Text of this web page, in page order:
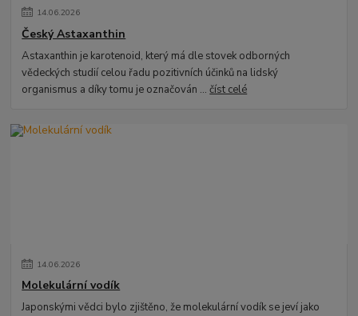
14.06.2026
Český Astaxanthin
Astaxanthin je karotenoid, který má dle stovek odborných
vědeckých studií celou řadu pozitivních účinků na lidský
organismus a díky tomu je označován ...číst celé
14.06.2026
Molekulární vodík
Japonskými vědci bylo zjištěno, že molekulární vodík se jeví jako